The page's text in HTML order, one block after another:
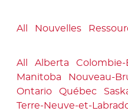
All Nouvelles
All Alberta
Manitoba
Nouveau-
Ontario
Québec
Terre-Neuve-et-